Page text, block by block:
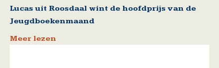
Lucas uit Roosdaal wint de hoofdprijs van de
Jeugdboekenmaand
Meer lezen